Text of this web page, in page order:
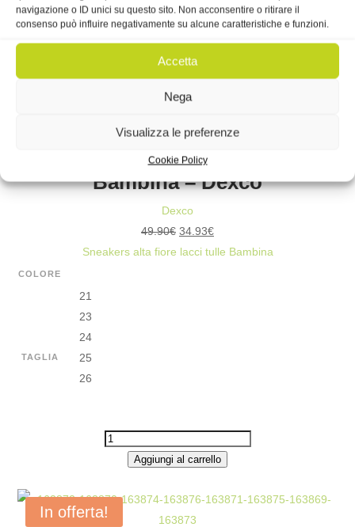
navigazione o ID unici su questo sito. Non acconsentire o ritirare il
consenso può influire negativamente su alcune caratteristiche e funzioni.
Accetta
Nega
Visualizza le preferenze
Cookie Policy
34
LACCI
QUANTITÀ
Aggiungi al carrello
Sneakers alta fiore lacci tulle
Bambina – Dexco
Dexco
49.90€ Il
prezzo
34.93€Il
prezzo
Sneakers alta fiore lacci tulle Bambina
COLORE
TAGLIA
21
23
24
25
26
SNEAKERS
LACCI
TULLE
Aggiungi al carrello
In offerta!